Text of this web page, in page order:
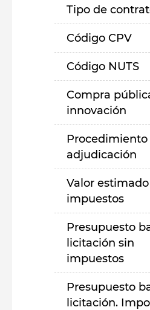
Tipo de
Código CPV
Código NUTS
Compra
innovación
Procedimiento
adjudicación
Valor
impuestos
Presupuesto
licitación sin
impuestos
Presupuesto
licitación.